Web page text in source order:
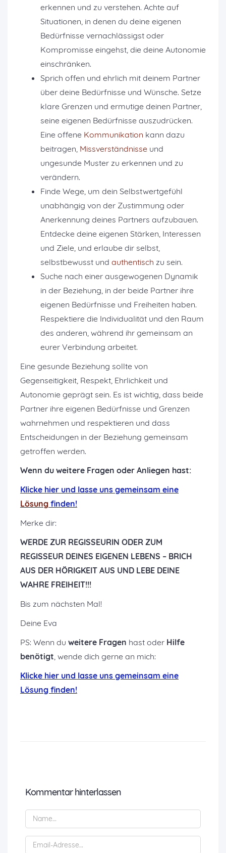
erkennen und zu verstehen. Achte auf
Situationen, in denen du deine eigenen
Bedürfnisse vernachlässigst oder
Kompromisse eingehst, die deine Autonomie
einschränken.
Sprich offen und ehrlich mit deinem Partner
über deine Bedürfnisse und Wünsche. Setze
klare Grenzen und ermutige deinen Partner,
seine eigenen Bedürfnisse auszudrücken.
Eine offene Kommunikation kann dazu
beitragen, Missverständnisse und
ungesunde Muster zu erkennen und zu
verändern.
Finde Wege, um dein Selbstwertgefühl
unabhängig von der Zustimmung oder
Anerkennung deines Partners aufzubauen.
Entdecke deine eigenen Stärken, Interessen
und Ziele, und erlaube dir selbst,
selbstbewusst und authentisch zu sein.
Suche nach einer ausgewogenen Dynamik
in der Beziehung, in der beide Partner ihre
eigenen Bedürfnisse und Freiheiten haben.
Respektiere die Individualität und den Raum
des anderen, während ihr gemeinsam an
eurer Verbindung arbeitet.
Eine gesunde Beziehung sollte von
Gegenseitigkeit, Respekt, Ehrlichkeit und
Autonomie geprägt sein. Es ist wichtig, dass beide
Partner ihre eigenen Bedürfnisse und Grenzen
wahrnehmen und respektieren und dass
Entscheidungen in der Beziehung gemeinsam
getroffen werden.
Wenn du weitere Fragen oder Anliegen hast:
Klicke hier und lasse uns gemeinsam eine
Lösung finden!
Merke dir:
WERDE ZUR REGISSEURIN ODER ZUM
REGISSEUR DEINES EIGENEN LEBENS – BRICH
AUS DER HÖRIGKEIT AUS UND LEBE DEINE
WAHRE FREIHEIT!!!
Bis zum nächsten Mal!
Deine Eva
PS: Wenn du weitere Fragen hast oder Hilfe
benötigt, wende dich gerne an mich:
Klicke hier und lasse uns gemeinsam eine
Lösung finden!
Kommentar hinterlassen